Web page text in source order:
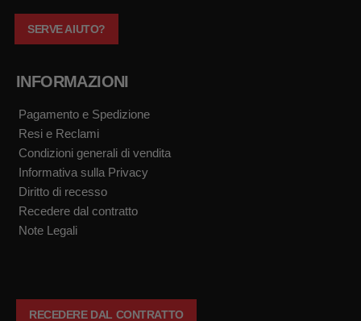
SERVE AIUTO?
INFORMAZIONI
Pagamento e Spedizione
Resi e Reclami
Condizioni generali di vendita
Informativa sulla Privacy
Diritto di recesso
Recedere dal contratto
Note Legali
RECEDERE DAL CONTRATTO